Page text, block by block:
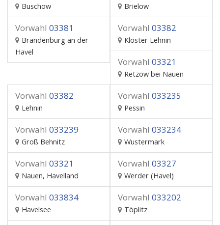
Buschow Brielow
Vorwahl 03381
Brandenburg an der
Havel
Vorwahl 03382
Kloster Lehnin
Vorwahl 03321
Retzow bei Nauen
Vorwahl 03382
Lehnin
Vorwahl 033235
Pessin
Vorwahl 033239
Groß Behnitz
Vorwahl 033234
Wustermark
Vorwahl 03321
Nauen, Havelland
Vorwahl 03327
Werder (Havel)
Vorwahl 033834
Havelsee
Vorwahl 033202
Töplitz